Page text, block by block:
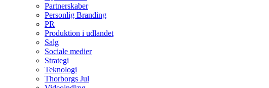
Partnerskaber
Personlig Branding
PR
Produktion i udlandet
Salg
Sociale medier
Strategi
Teknologi
Thorborgs Jul